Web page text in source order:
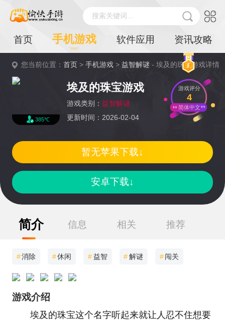
搜索关键词...
首页 手机游戏 软件应用 资讯攻略
您当前位置：首页 >手机游戏 >益智解谜 - 埃及的珠宝游戏详情
385℃
埃及的珠宝游戏
游戏类别： 益智解谜
更新时间：2026-02-04
游戏评分
4
简体中文
安卓下载↓
暂无苹果下载↓
简介 信息 相关 推荐
#消除 #休闲 #益智 #解谜 # 闯关
游戏介绍
埃及的珠宝这个名字听起来就让人忍不住想要